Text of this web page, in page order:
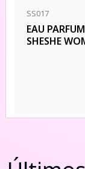
SS017
EAU PARFUM
SHESHE